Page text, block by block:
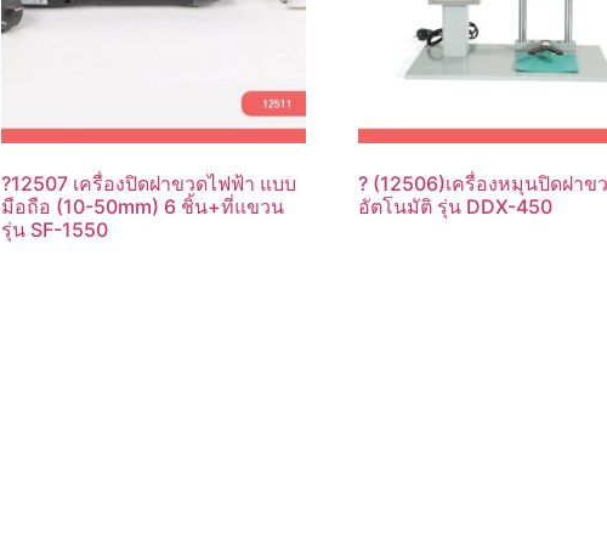
?12507 เครื่องปิดฝาขวดไฟฟ้า แบบ
มือถือ (10-50mm) 6 ชิ้น+ที่แขวน
รุ่น SF-1550
? (12506)เครื่องหมุนปิดฝาข
อัตโนมัติ รุ่น DDX-450